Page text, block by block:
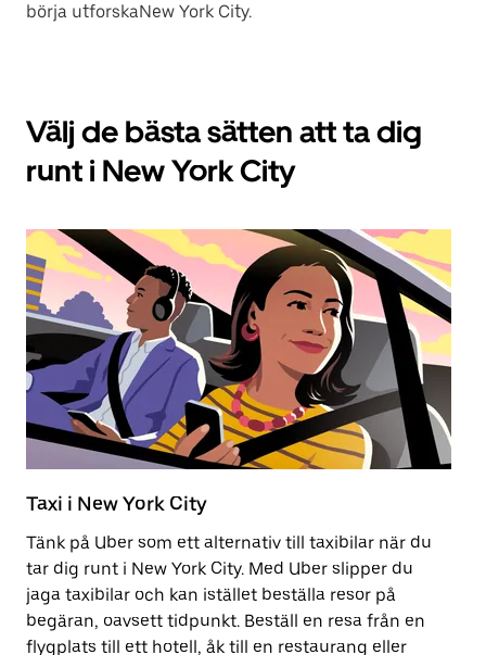
börja utforskaNew York City.
Välj de bästa sätten att ta dig
runt i New York City
Taxi i New York City
Tänk på Uber som ett alternativ till taxibilar när du
tar dig runt i New York City. Med Uber slipper du
jaga taxibilar och kan istället beställa resor på
begäran, oavsett tidpunkt. Beställ en resa från en
flygplats till ett hotell, åk till en restaurang eller